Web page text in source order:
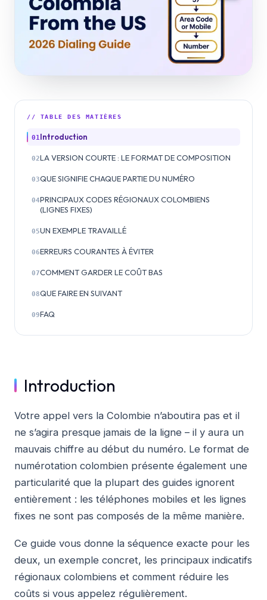
// TABLE DES MATIÈRES
01 Introduction
02LA VERSION COURTE : LE FORMAT DE COMPOSITION
03QUE SIGNIFIE CHAQUE PARTIE DU NUMÉRO
04PRINCIPAUX CODES RÉGIONAUX COLOMBIENS
(LIGNES FIXES)
05UN EXEMPLE TRAVAILLÉ
06ERREURS COURANTES À ÉVITER
07COMMENT GARDER LE COÛT BAS
08QUE FAIRE EN SUIVANT
09FAQ
Introduction
Votre appel vers la Colombie n’aboutira pas et il
ne s’agira presque jamais de la ligne – il y aura un
mauvais chiffre au début du numéro. Le format de
numérotation colombien présente également une
particularité que la plupart des guides ignorent
entièrement : les téléphones mobiles et les lignes
fixes ne sont pas composés de la même manière.
Ce guide vous donne la séquence exacte pour les
deux, un exemple concret, les principaux indicatifs
régionaux colombiens et comment réduire les
coûts si vous appelez régulièrement.